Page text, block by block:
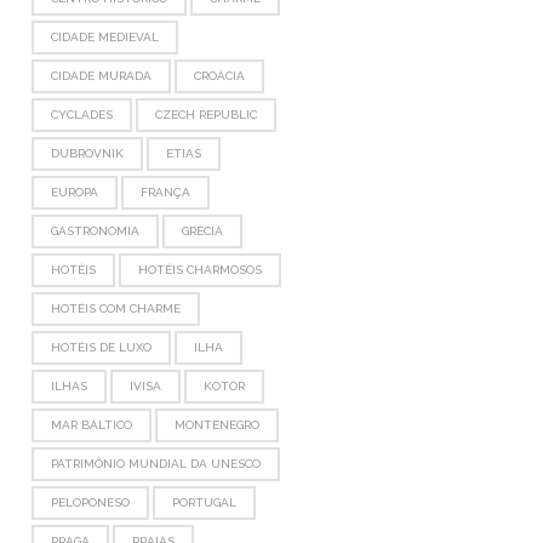
CIDADE MEDIEVAL
CIDADE MURADA CROÁCIA
CYCLADES CZECH REPUBLIC
DUBROVNIK ETIAS
EUROPA FRANÇA
GASTRONOMIA GRÉCIA
HOTÉIS HOTÉIS CHARMOSOS
HOTÉIS COM CHARME
HOTÉIS DE LUXO ILHA
ILHAS IVISA KOTOR
MAR BÁLTICO MONTENEGRO
PATRIMÔNIO MUNDIAL DA UNESCO
PELOPONESO PORTUGAL